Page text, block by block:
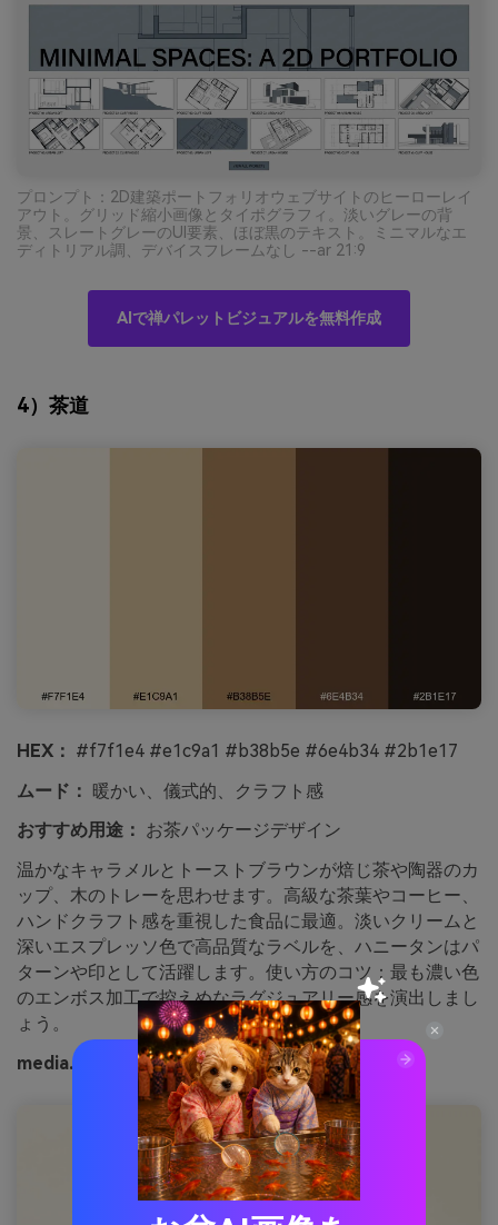
プロンプト：2D建築ポートフォリオウェブサイトのヒーローレイ
アウト。グリッド縮小画像とタイポグラフィ。淡いグレーの背
景、スレートグレーのUI要素、ほぼ黒のテキスト。ミニマルなエ
ディトリアル調、デバイスフレームなし --ar 21:9
AIで禅パレットビジュアルを無料作成
4）茶道
HEX： #f7f1e4 #e1c9a1 #b38b5e #6e4b34 #2b1e17
ムード： 暖かい、儀式的、クラフト感
おすすめ用途： お茶パッケージデザイン
温かなキャラメルとトーストブラウンが焙じ茶や陶器のカ
ップ、木のトレーを思わせます。高級な茶葉やコーヒー、
ハンドクラフト感を重視した食品に最適。淡いクリームと
深いエスプレッソ色で高品質なラベルを、ハニータンはパ
ターンや印として活躍します。使い方のコツ：最も濃い色
のエンボス加工で控えめなラグジュアリー感を演出しまし
ょう。
media.ioで生成した茶道の画像例